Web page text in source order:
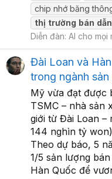
chip nhớ băng
thị trường bán dẫn
Diễn đàn: AI cho mọi
Đài Loan và
trong ngành sản
Mỹ vừa đạt được
TSMC – nhà sản
giới từ Đài Loan –
144 nghìn tỷ
Theo dự báo, 5
1/5 sản lượng
Hàn Quốc để